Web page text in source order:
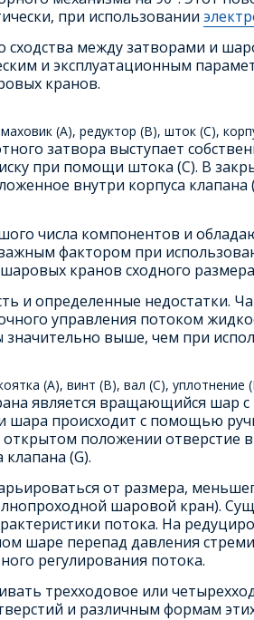
при использовании
сходства между затворами и
и эксплуатационным
кранов.
(A), редуктор (B), шток (C),
затвора выступает
при помощи штока (С). В
внутри корпуса
числа компонентов и
фактором при
кранов сходного
и определенные недостатки.
управления потоком
значительно выше, чем при
(A), винт (B), вал (C), уплотнение
является вращающийся шар с
шара происходит с помощью
положении отверстие
(G).
от размера,
шаровой кран).
потока. На
шаре перепад давления
регулирования потока.
трехходовое или
и различным формам